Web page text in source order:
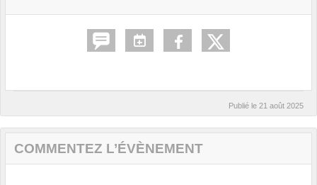
Publié le 21 août 2025
COMMENTEZ L’ÉVÈNEMENT